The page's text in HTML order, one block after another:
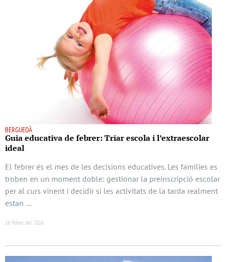
BERGUEDÀ
Guia educativa de febrer: Triar escola i l’extraescolar
ideal
El febrer és el mes de les decisions educatives. Les famílies es
troben en un moment doble: gestionar la preinscripció escolar
per al curs vinent i decidir si les activitats de la tarda realment
estan …
16 febrer del 2026